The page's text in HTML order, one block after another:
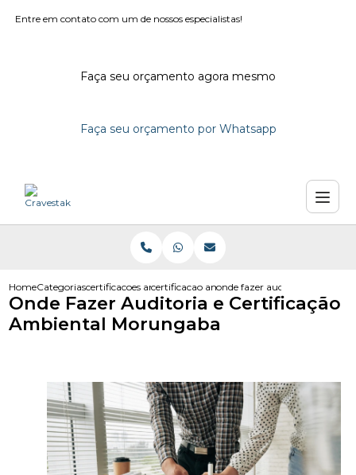
Entre em contato com um de nossos especialistas!
Faça seu orçamento agora mesmo
Faça seu orçamento por Whatsapp
HomeCategoriascertificacoes ambientaiscertificacao ambiental edificacoes
onde fazer auditoria e
Onde Fazer Auditoria e Certificação
Ambiental Morungaba